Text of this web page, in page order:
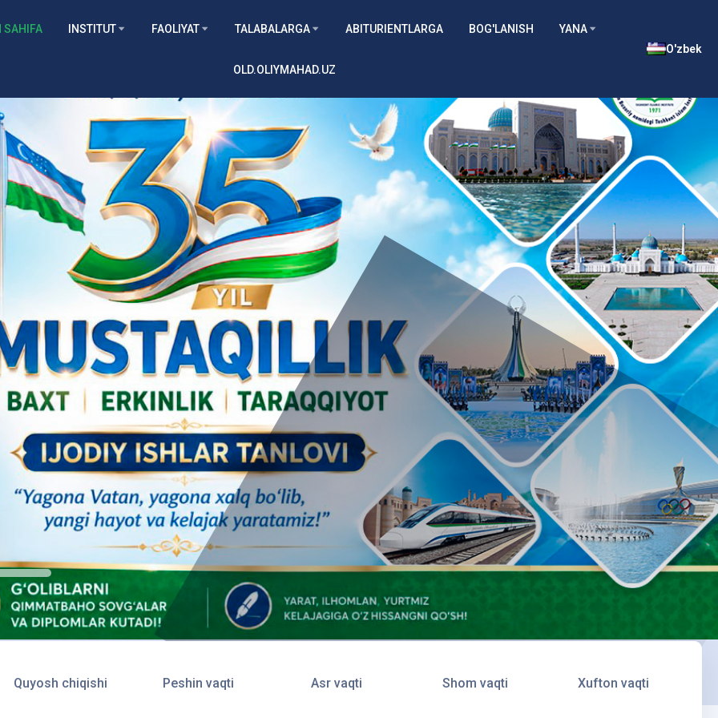
SAHIFA INSTITUT FAOLIYAT TALABALARGA ABITURIENTLARGA BOG'LANISH YANA
OLD.OLIYMAHAD.UZ
O'zbek
Quyosh chiqishi Peshin vaqti Asr vaqti Shom vaqti Xufton vaqti